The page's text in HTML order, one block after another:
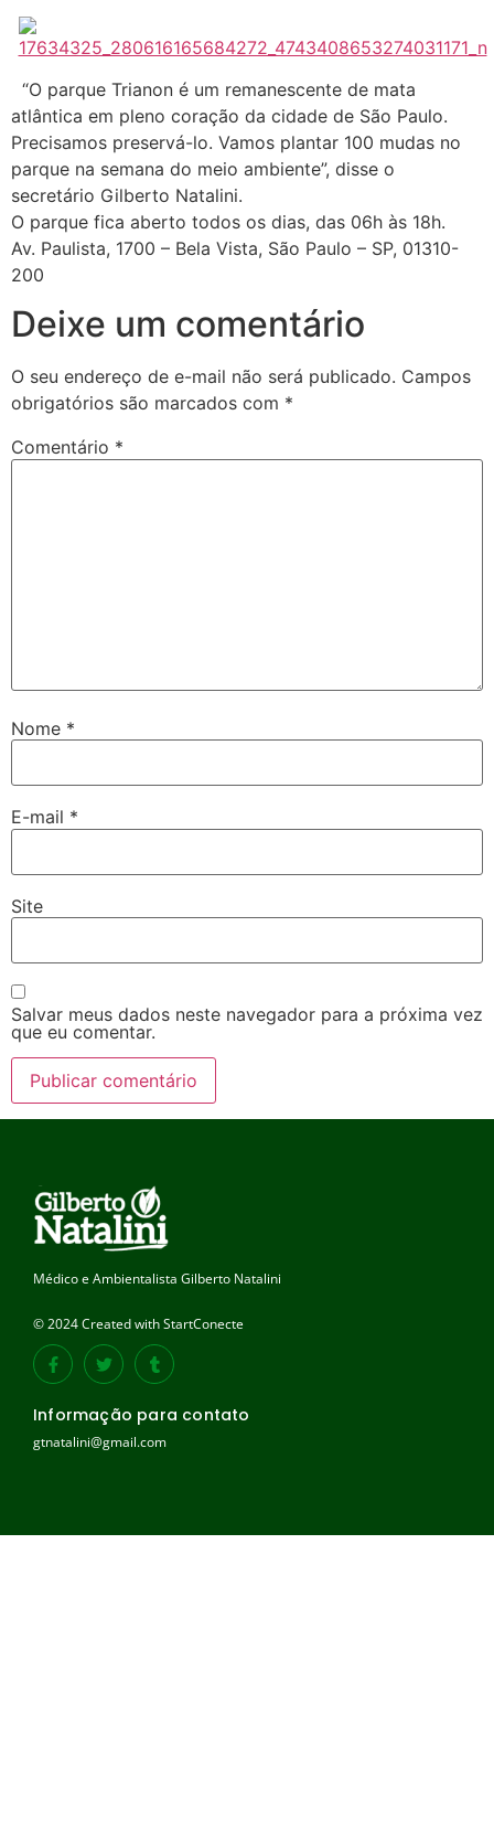
“O parque Trianon é um remanescente de mata
atlântica em pleno coração da cidade de São Paulo.
Precisamos preservá-lo. Vamos plantar 100 mudas no
parque na semana do meio ambiente”, disse o
secretário Gilberto Natalini.
O parque fica aberto todos os dias, das 06h às 18h.
Av. Paulista, 1700 – Bela Vista, São Paulo – SP, 01310-
200
Deixe um comentário
O seu endereço de e-mail não será publicado. Campos
obrigatórios são marcados com *
Comentário *
Nome *
E-mail *
Site
Salvar meus dados neste navegador para a próxima vez
que eu comentar.
Médico e Ambientalista Gilberto Natalini
© 2024 Created with StartConecte
Informação para contato
gtnatalini@gmail.com